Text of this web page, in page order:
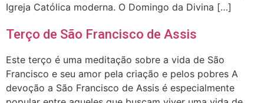
Igreja Católica moderna. O Domingo da Divina […]
Terço de São Francisco de Assis
Este terço é uma meditação sobre a vida de São
Francisco e seu amor pela criação e pelos pobres A
devoção a São Francisco de Assis é especialmente